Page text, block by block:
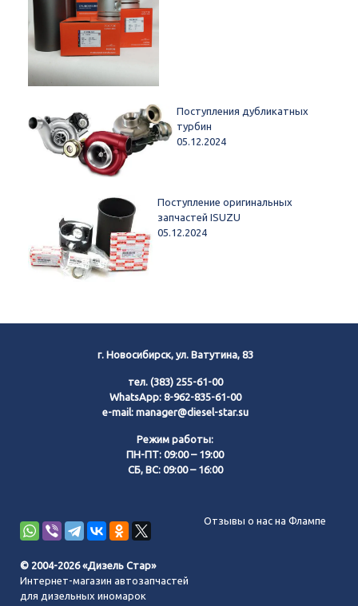
Поступления дубликатных
турбин
05.12.2024
Поступление оригинальных
запчастей ISUZU
05.12.2024
г. Новосибирск, ул. Ватутина, 83
тел. (383) 255-61-00
WhatsApp: 8-962-835-61-00
e-mail: manager@diesel-star.su
Режим работы:
ПН-ПТ: 09:00 – 19:00
СБ, ВС: 09:00 – 16:00
Отзывы о нас на Флампе
© 2004-2026 «Дизель Стар»
Интернет-магазин автозапчастей
для дизельных иномарок